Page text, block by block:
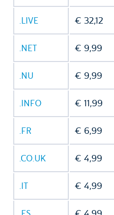
.LIVE € 32,12
.NET € 9,99
.NU € 9,99
.INFO € 11,99
.FR € 6,99
.CO.UK € 4,99
.IT € 4,99